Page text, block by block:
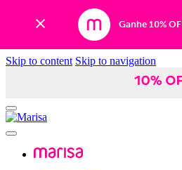
Ganhe 10%
Skip to content Skip to navigation